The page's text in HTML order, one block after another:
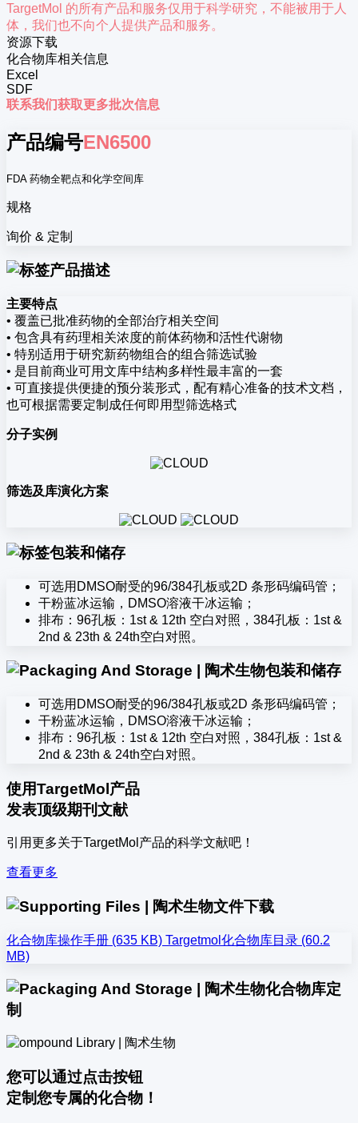
TargetMol 的所有产品和服务仅用于科学研究，不能被用于人
体，我们也不向个人提供产品和服务。
资源下载
化合物库相关信息
Excel
SDF
联系我们获取更多批次信息
产品编号EN6500
FDA 药物全靶点和化学空间库
规格
询价 & 定制
产品描述
主要特点
• 覆盖已批准药物的全部治疗相关空间
• 包含具有药理相关浓度的前体药物和活性代谢物
• 特别适用于研究新药物组合的组合筛选试验
• 是目前商业可用文库中结构多样性最丰富的一套
• 可直接提供便捷的预分装形式，配有精心准备的技术文档，
也可根据需要定制成任何即用型筛选格式
分子实例
筛选及库演化方案
包装和储存
可选用DMSO耐受的96/384孔板或2D 条形码编码管；
干粉蓝冰运输，DMSO溶液干冰运输；
排布：96孔板：1st & 12th 空白对照，384孔板：1st &
2nd & 23th & 24th空白对照。
包装和储存
可选用DMSO耐受的96/384孔板或2D 条形码编码管；
干粉蓝冰运输，DMSO溶液干冰运输；
排布：96孔板：1st & 12th 空白对照，384孔板：1st &
2nd & 23th & 24th空白对照。
使用TargetMol产品
发表顶级期刊文献
引用更多关于TargetMol产品的科学文献吧！
查看更多
文件下载
化合物库操作手册 (635 KB) Targetmol化合物库目录 (60.2
MB)
化合物库定
制
您可以通过点击按钮
定制您专属的化合物！